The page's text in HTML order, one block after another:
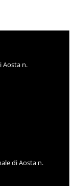
Aosta n.
di Aosta n.